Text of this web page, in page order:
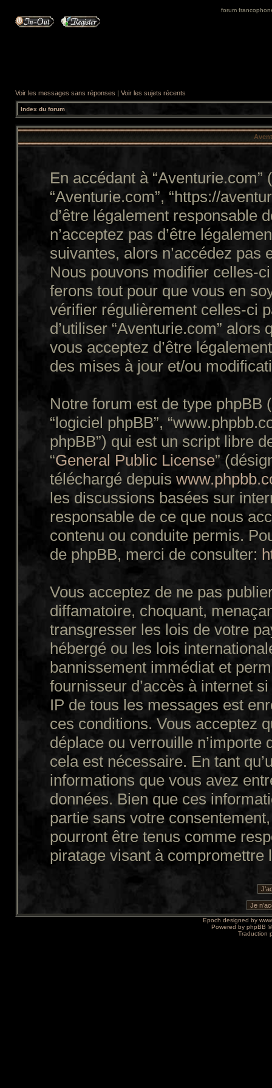
forum
Voir les messages sans réponses | Voir les sujets récents
Index du forum
En accédant à “Aventurie.com”
“Aventurie.com”, “https://
d’être légalement responsable
n’acceptez pas d’être
suivantes, alors n’accédez pas
Nous pouvons modifier celles-
ferons tout pour que vous en
vérifier régulièrement celles-ci
d’utiliser “Aventurie.com”
vous acceptez d’être
des mises à jour et/ou
Notre forum est de type phpBB
“logiciel phpBB”,
phpBB”) qui est un script libre
“General Public License”
téléchargé depuis
les discussions basées sur
responsable de ce que nous
contenu ou conduite permis.
de phpBB, merci de consulter:
Vous acceptez de ne pas
diffamatoire, choquant,
transgresser les lois de votre
hébergé ou les lois
bannissement immédiat et
fournisseur d’accès à internet
IP de tous les messages est
ces conditions. Vous acceptez
déplace ou verrouille
cela est nécessaire. En tant
informations que vous avez
données. Bien que ces
partie sans votre
pourront être tenus comme
piratage visant à compromettre
Epoch designed by
Powered by phpBB
Traduction